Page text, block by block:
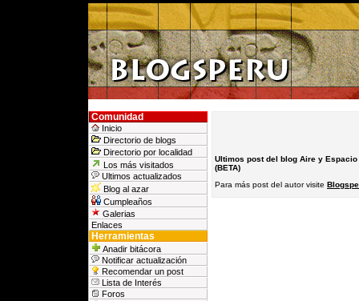
Comunidad
Inicio
Directorio de blogs
Directorio por localidad
Los más visitados
Ultimos actualizados
Blog al azar
Cumpleaños
Galerias
Enlaces
Herramientas
Anadir bitácora
Notificar actualización
Recomendar un post
Lista de Interés
Foros
Ultimos post del blog Aire y
(BETA)
Para más post del autor visite